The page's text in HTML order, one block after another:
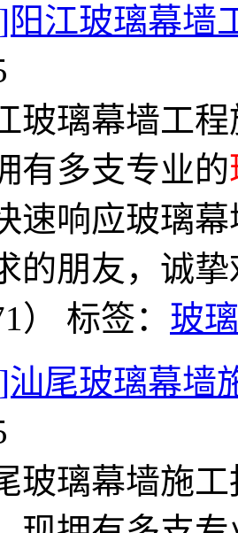
江玻璃幕墙
玻璃幕墙工
有多支专业的
速响应玻璃
的朋友，诚
） 标签： 玻
尾玻璃幕墙
玻璃幕墙施